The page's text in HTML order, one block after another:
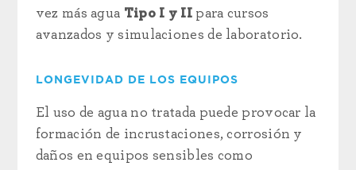
vez más agua Tipo I y II para cursos
avanzados y simulaciones de laboratorio.
LONGEVIDAD DE LOS EQUIPOS
El uso de agua no tratada puede provocar la
formación de incrustaciones, corrosión y
daños en equipos sensibles como